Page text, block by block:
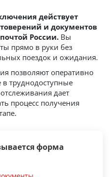
действует
и документов
России. Вы
прямо в руки без
поездок и ожидания.
позволяют оперативно
в труднодоступные
дает
процесс получения
форма